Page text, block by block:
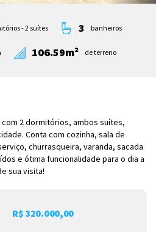
- 2 suítes 3 banheiros
106.59m² de terreno
2 dormitórios, ambos suítes,
Conta com cozinha, sala de
churrasqueira, varanda, sacada
e ótima funcionalidade para o dia a
sua visita!
R$ 320.000,00